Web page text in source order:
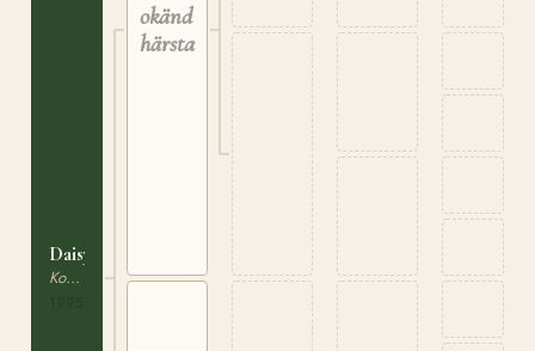
Daisy
Korsningsponny
okänd
härstamning